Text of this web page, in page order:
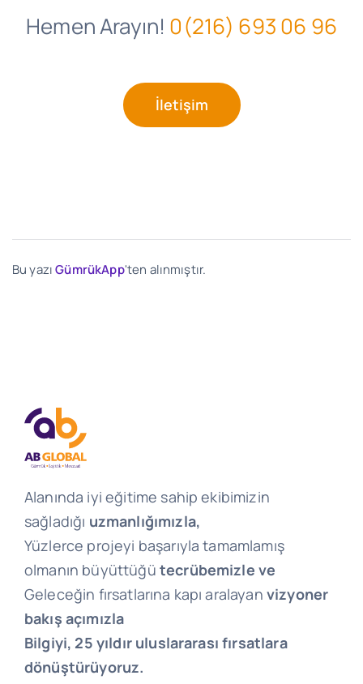
Hemen Arayın! 0(216) 693 06 96
İletişim
Bu yazıGümrükApp'ten alınmıştır.
Alanında iyi eğitime sahip ekibimizin
sağladığı uzmanlığımızla,
Yüzlerce projeyi başarıyla tamamlamış
olmanın büyüttüğü tecrübemizle ve
Geleceğin fırsatlarına kapı aralayan vizyoner
bakış açımızla
Bilgiyi, 25 yıldır uluslararası fırsatlara
dönüştürüyoruz.